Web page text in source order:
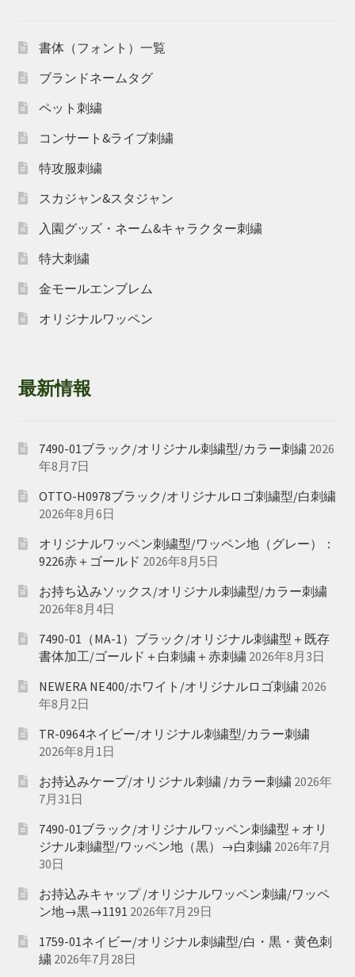
書体（フォント）一覧
ブランドネームタグ
ペット刺繍
コンサート&ライブ刺繍
特攻服刺繍
スカジャン&スタジャン
入園グッズ・ネーム&キャラクター刺繍
特大刺繍
金モールエンブレム
オリジナルワッペン
最新情報
7490-01ブラック/オリジナル刺繍型/カラー刺繍 2026
年8月7日
OTTO-H0978ブラック/オリジナルロゴ刺繍型/白刺繍
2026年8月6日
オリジナルワッペン刺繍型/ワッペン地（グレー）：
9226赤＋ゴールド 2026年8月5日
お持ち込みソックス/オリジナル刺繍型/カラー刺繍
2026年8月4日
7490-01（MA-1）ブラック/オリジナル刺繍型＋既存
書体加工/ゴールド＋白刺繍＋赤刺繍 2026年8月3日
NEWERA NE400/ホワイト/オリジナルロゴ刺繍 2026
年8月2日
TR-0964ネイビー/オリジナル刺繍型/カラー刺繍
2026年8月1日
お持込みケープ/オリジナル刺繍 /カラー刺繍 2026年
7月31日
7490-01ブラック/オリジナルワッペン刺繍型＋オリ
ジナル刺繍型/ワッペン地（黒）→白刺繍 2026年7月
30日
お持込みキャップ /オリジナルワッペン刺繍/ワッペ
ン地→黒→1191 2026年7月29日
1759-01ネイビー/オリジナル刺繍型/白・黒・黄色刺
繍 2026年7月28日